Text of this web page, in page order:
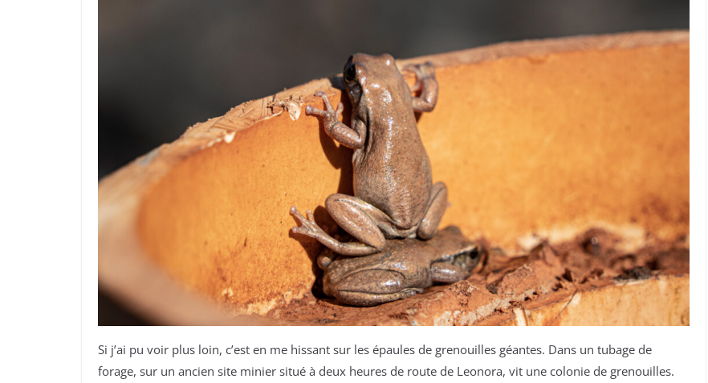
Si j’ai pu voir plus loin, c’est en me hissant sur les épaules de grenouilles géantes. Dans un tubage de
forage, sur un ancien site minier situé à deux heures de route de Leonora, vit une colonie de grenouilles.